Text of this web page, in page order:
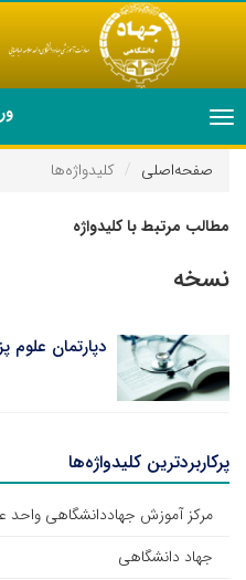
Toggle
navigation
صفحه‌اصلی
کلیدواژه‌ها
مطالب مرتبط با کلیدواژه
نسخه
دپارتمان علوم
پرکاربردترین کلیدواژه‌ها
مرکز آموزش جهاددانشگاهی واحد
جهاد دانشگاهی